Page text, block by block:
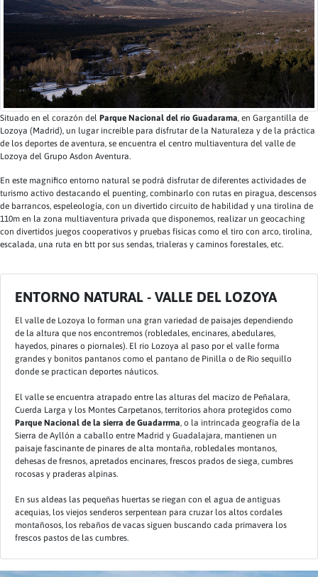
Situado en el corazón del Parque Nacional del río Guadarama, en Gargantilla de
Lozoya (Madrid), un lugar increíble para disfrutar de la Naturaleza y de la práctica
de los deportes de aventura, se encuentra el centro multiaventura del valle de
Lozoya del Grupo Asdon Aventura.
En este magnifico entorno natural se podrá disfrutar de diferentes actividades de
turismo activo destacando el puenting, combinarlo con rutas en piragua, descensos
de barrancos, espeleología, con un divertido circuito de habilidad y una tirolina de
110m en la zona multiaventura privada que disponemos, realizar un geocaching
con divertidos juegos cooperativos y pruebas físicas como el tiro con arco, tirolina,
escalada, una ruta en btt por sus sendas, trialeras y caminos forestales, etc.
ENTORNO NATURAL - VALLE DEL LOZOYA
El valle de Lozoya lo forman una gran variedad de paisajes dependiendo
de la altura que nos encontremos (robledales, encinares, abedulares,
hayedos, pinares o piornales). El rio Lozoya al paso por el valle forma
grandes y bonitos pantanos como el pantano de Pinilla o de Rio sequillo
donde se practican deportes náuticos.
El valle se encuentra atrapado entre las alturas del macizo de Peñalara,
Cuerda Larga y los Montes Carpetanos, territorios ahora protegidos como
Parque Nacional de la sierra de Guadarrma, o la intrincada geografía de la
Sierra de Ayllón a caballo entre Madrid y Guadalajara, mantienen un
paisaje fascinante de pinares de alta montaña, robledales montanos,
dehesas de fresnos, apretados encinares, frescos prados de siega, cumbres
rocosas y praderas alpinas.
En sus aldeas las pequeñas huertas se riegan con el agua de antiguas
acequias, los viejos senderos serpentean para cruzar los altos cordales
montañosos, los rebaños de vacas siguen buscando cada primavera los
frescos pastos de las cumbres.